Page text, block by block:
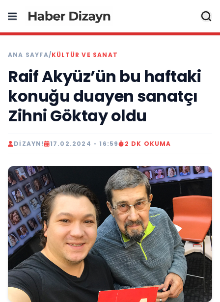
ANA SAYFA/KÜLTÜR VE SANAT
Raif Akyüz’ün bu haftaki
konuğu duayen sanatçı
Zihni Göktay oldu
DIZAYN! 17.02.2024 - 16:59 2 DK OKUMA